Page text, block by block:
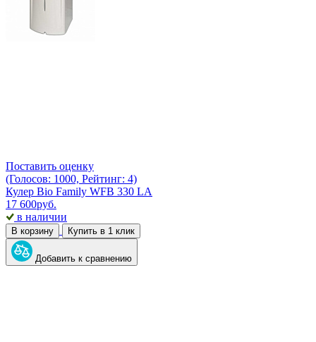
Поставить оценку
(Голосов: 1000, Рейтинг: 4)
Кулер Bio Family WFB 330 LA
17 600руб.
в наличии
В корзину Купить в 1 клик
Добавить к сравнению